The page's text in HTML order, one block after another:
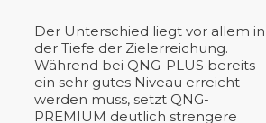
Der Unterschied liegt vor allem in
der Tiefe der Zielerreichung.
Während bei QNG-PLUS bereits
ein sehr gutes Niveau erreicht
werden muss, setzt QNG-
PREMIUM deutlich strengere